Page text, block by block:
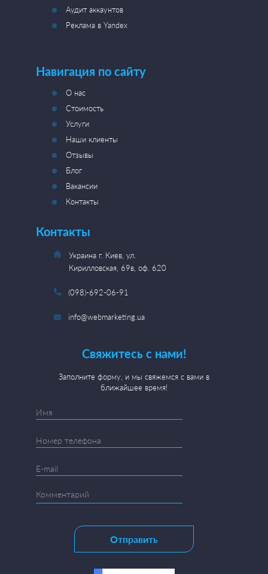
Аудит аккаунтов
Реклама в Yandex
Навигация по сайту
О нас
Стоимость
Услуги
Наши клиенты
Отзывы
Блог
Вакансии
Контакты
Контакты
Украина г. Киев, ул.
Кирилловская, 69в, оф. 620
(098)-692-06-91
info@webmarketing.ua
Свяжитесь с нами!
Заполните форму, и мы свяжемся с вами в
ближайшее время!
Отправить